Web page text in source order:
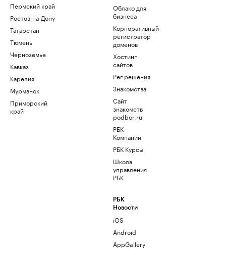
Пермский край
Ростов-на-Дону
Татарстан
Тюмень
Черноземье
Кавказ
Карелия
Мурманск
Приморский
край
Облако для
бизнеса
Корпоративный
регистратор
доменов
Хостинг
сайтов
Рег.решения
Знакомства
Сайт
знакомств
podbor.ru
РБК
Компании
РБК Курсы
Школа
управления
РБК
РБК
Новости
iOS
Android
AppGallery